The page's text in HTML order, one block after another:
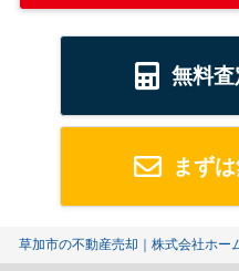
無料
まず
草加市の不動産売却｜株式会社ホ